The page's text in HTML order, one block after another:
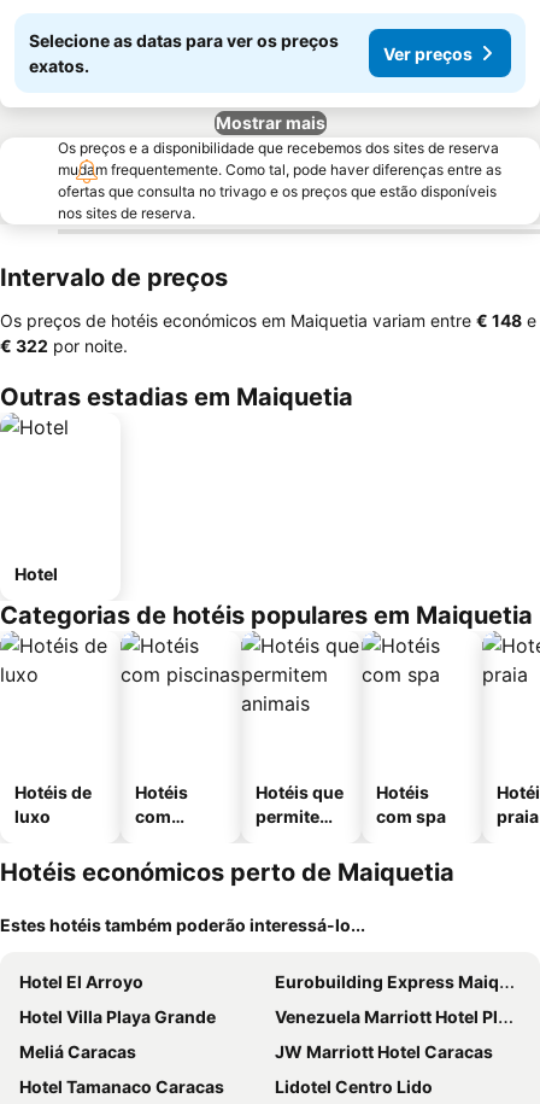
Selecione as datas para ver os preços
exatos.
Ver preços
Mostrar mais
Os preços e a disponibilidade que recebemos dos sites de reserva
mudam frequentemente. Como tal, pode haver diferenças entre as
ofertas que consulta no trivago e os preços que estão disponíveis
nos sites de reserva.
Intervalo de preços
Os preços de hotéis económicos em Maiquetia variam entre ‎€ 148 e
‎€ 322 por noite.
Outras estadias em Maiquetia
Hotel
Categorias de hotéis populares em Maiquetia
Hotéis de
luxo
Hotéis
com
Hotéis que
permitem
Hotéis
com spa
praia
Hotéis económicos perto de Maiquetia
Estes hotéis também poderão interessá-lo...
Hotel El Arroyo
Eurobuilding Express Maiquetía
Hotel Villa Playa Grande
Venezuela Marriott Hotel Playa Grande
Meliá Caracas
JW Marriott Hotel Caracas
Hotel Tamanaco Caracas
Lidotel Centro Lido